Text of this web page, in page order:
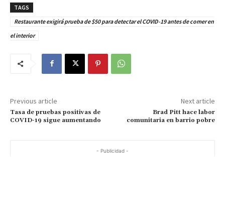
TAGS
Restaurante exigirá prueba de $50 para detectar el COVID-19 antes de comer en
el interior
Previous article
Tasa de pruebas positivas de
COVID-19 sigue aumentando
Next article
Brad Pitt hace labor
comunitaria en barrio pobre
- Publicidad -